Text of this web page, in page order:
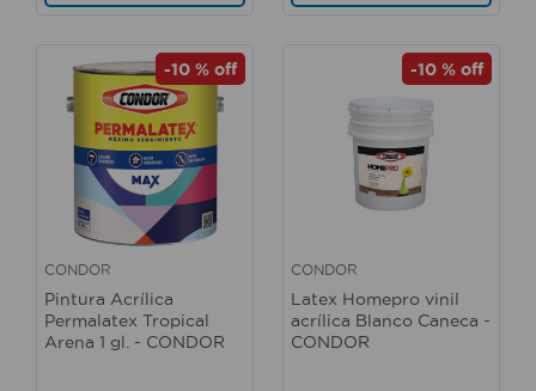
-10 % off
CONDOR
Pintura Acrílica
Permalatex Tropical
Arena 1 gl. - CONDOR
-10 % off
CONDOR
Latex Homepro vinil
acrílica Blanco Caneca -
CONDOR